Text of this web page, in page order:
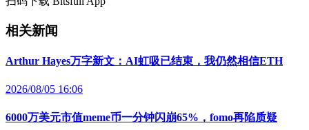
相关新闻
Arthur Hayes万字新文：AI虹吸已结束，我仍然相信ETH
2026/08/05 16:06
6000万美元市值meme币一分钟闪崩65%，fomo再陷质疑